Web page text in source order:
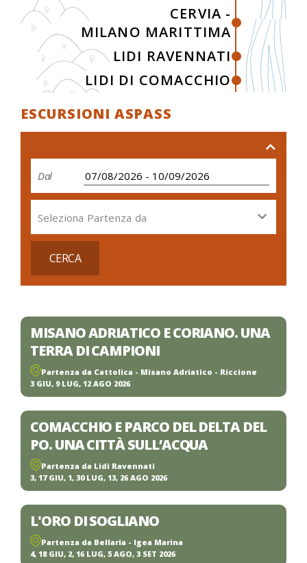
CERVIA -
MILANO MARITTIMA
LIDI RAVENNATI
LIDI DI COMACCHIO
ESCURSIONI ASPASS
Dal
Seleziona Partenza da
CERCA
MISANO ADRIATICO E CORIANO. UNA
TERRA DI CAMPIONI
Partenza da Cattolica - Misano Adriatico - Riccione
3 GIU, 9 LUG, 12 AGO 2026
COMACCHIO E PARCO DEL DELTA DEL
PO. UNA CITTÀ SULL’ACQUA
Partenza da Lidi Ravennati
3, 17 GIU, 1, 30 LUG, 13, 26 AGO 2026
L'ORO DI SOGLIANO
Partenza da Bellaria - Igea Marina
4, 18 GIU, 2, 16 LUG, 5 AGO, 3 SET 2026